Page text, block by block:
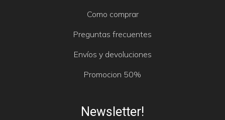
Como comprar
Preguntas frecuentes
Envíos y devoluciones
Promocion 50%
Newsletter!